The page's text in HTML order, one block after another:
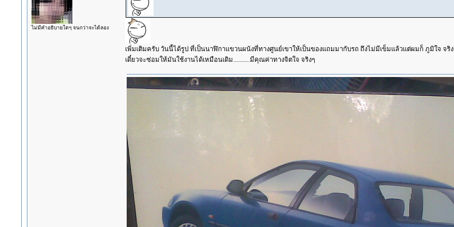
ไม่มีคำอธิบายใดๆ จนกว่าจะได้ลอง
เพิ่มเติมครับ วันนี้ได้รูป ที่เป็นนาฬิกาแขวนผนังที่ทางศูนย์เขาให้เป็นของแถมมากับรถ ถึงไม่มีเข็มแล้วแต่ผมก็ ภูมิใจ จริ
เดี๋ยวจะซ่อมให้มันใช้งานได้เหมือนเดิม...........มีคุณค่าทางจิตใจ จริงๆ